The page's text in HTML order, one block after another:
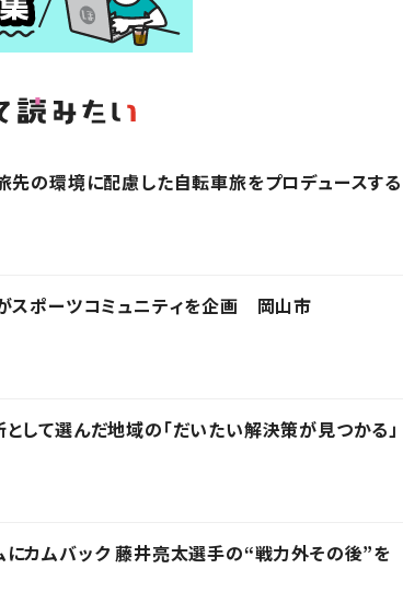
先の環境に配慮した自転車旅をプロデュースする
スポーツコミュニティを企画 岡山市
して選んだ地域の「だいたい解決策が見つかる」
カムバック 藤井亮太選手の“戦力外その後”を